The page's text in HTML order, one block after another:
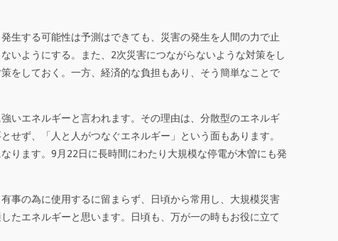
生する可能性は予測はできても、災害の発生を人間の力で止
いようにする。また、2次災害につながらないような対策をし
をしておく。一方、経済的な負担もあり、そう簡単なことで
いエネルギーと言われます。その理由は、分散型のエネルギ
ず、「人と人がつなぐエネルギー」という面もあります。
ります。9月22日に長時間にわたり大規模な停電が木曽にも発
事の為に使用するに留まらず、日頃から常用し、大規模災害
たエネルギーと思います。日頃も、万が一の時もお役に立て